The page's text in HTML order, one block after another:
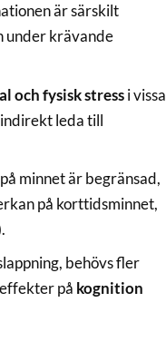
är särskilt
under krävande
och fysisk stressi vissa
leda till
minnet är begränsad,
på korttidsminnet,
behövs fler
på kognition